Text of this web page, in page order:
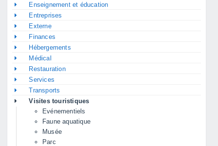
Enseignement et éducation
Entreprises
Externe
Finances
Hébergements
Médical
Restauration
Services
Transports
Visites touristiques
Evénementiels
Faune aquatique
Musée
Parc